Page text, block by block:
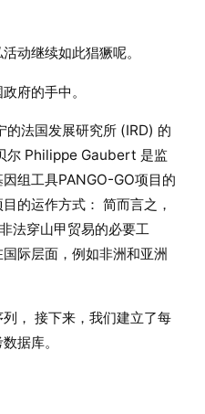
动继续如此猖獗呢。
府的手中。
的法国发展研究所 (IRD) 的
尔 Philippe Gaubert 是监
组工具PANGO-GO项目的
的运作方式： 简而言之，
法穿山甲贸易的必要工
际层面，例如非洲和亚洲
， 接下来，我们建立了每
据库。